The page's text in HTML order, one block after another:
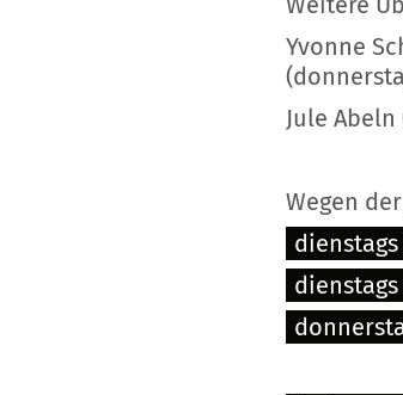
Yvonne
Jule
Wegen
dienstags
dienstags